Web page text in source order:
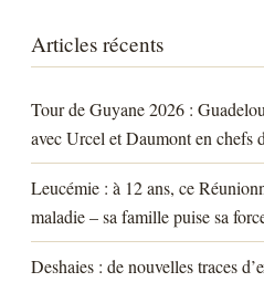
Articles récents
Tour de Guyane 2026 :
avec Urcel et Daumont en chefs
Leucémie : à 12 ans, ce
maladie – sa famille puise sa
Deshaies : de nouvelles traces